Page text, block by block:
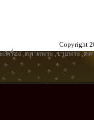
Copyright
เครื่อง,ตลาดพระ ,ขายพระ ,ตล